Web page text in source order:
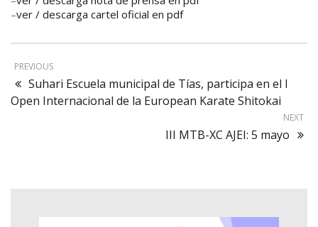
–ver / descarga cartel oficial en pdf
PREVIOUS
Suhari Escuela municipal de Tías, participa en el I
Open Internacional de la European Karate Shitokai
NEXT
III MTB-XC AJEI: 5 mayo